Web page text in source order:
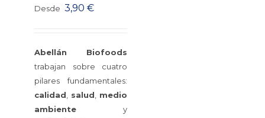
Desde 3,90€
Abellán
Biofoods
trabajan sobre cuatro
pilares fundamentales:
calidad
salud
medio
ambiente y